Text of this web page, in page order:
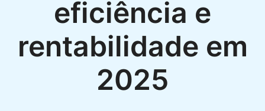
eficiência e
rentabilidade em
2025